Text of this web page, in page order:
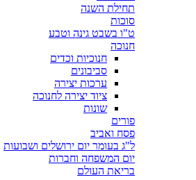
תחילת השנה
סוכות
ט"ו בשבט גינה וטבע
חנוכה
חנוכיות וכדים
סביבונים
ערכות יצירה
ציוד יצירה לחנוכה
שונות
פורים
פסח ואביב
ל"ג בעומר יום ירושלים ושבועות
יום המשפחה וחברות
בריאת העולם